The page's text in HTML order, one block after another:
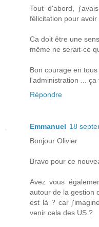
Tout d'abord,
félicitation pour
Ca doit être une
même ne serait-ce
Bon courage en
l'administration ... ça
Répondre
Emmanuel 18
Bonjour Olivier
Bravo pour ce
Avez vous
autour de la gestion
est là ? car
venir cela des US ?